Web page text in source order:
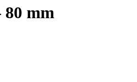
80 mm